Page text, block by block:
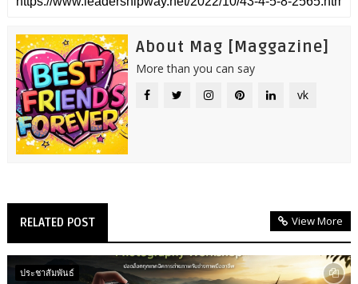
About Mag [Maggazine]
More than you can say
vk
RELATED POST View More
ประชาสัมพันธ์